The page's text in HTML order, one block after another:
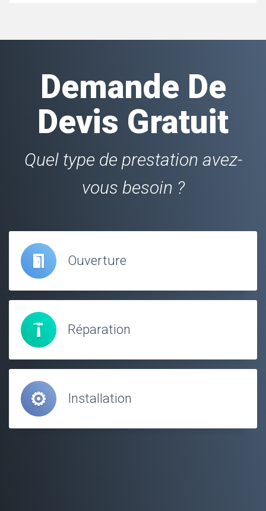
Demande De
Devis Gratuit
Quel type de prestation avez-
vous besoin ?
Ouverture
Réparation
Installation